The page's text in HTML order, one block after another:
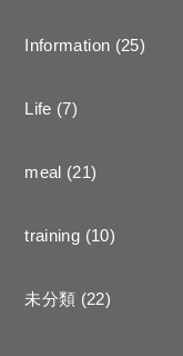
Information (25)
Life (7)
meal (21)
training (10)
未分類 (22)